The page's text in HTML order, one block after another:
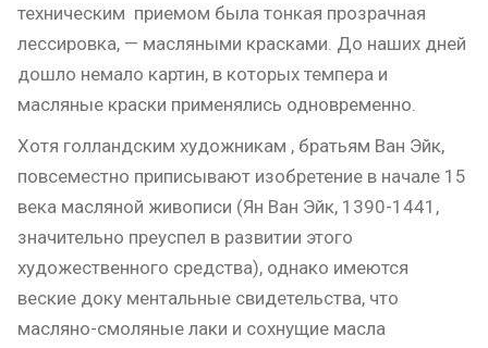
техническим приемом была тонкая прозрачная
лессировка, — масляными красками. До наших дней
дошло немало картин, в которых темпера и
масляные краски применялись одновременно.
Хотя голландским художникам , братьям Ван Эйк,
повсеместно приписывают изобретение в начале 15
века масляной живописи (Ян Ван Эйк, 1390-1441,
значительно преуспел в развитии этого
художественного средства), однако имеются
веские доку ментальные свидетельства, что
масляно-смоляные лаки и сохнущие масла